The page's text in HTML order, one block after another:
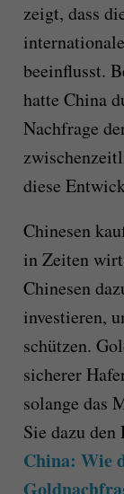
zeigt, dass
beeinflusst.
hatte China
Nachfrage
diese
Chinesen
in Zeiten
Chinesen
investieren,
schützen.
sicherer
solange das
Sie dazu
China: Wie